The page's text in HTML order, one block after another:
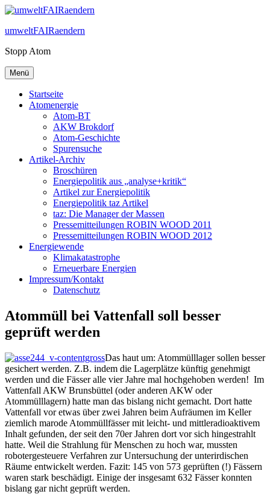
Zum
springen
umweltFAIRaendern
Stopp Atom
Menü
Startseite
Atomenergie
Atom-BT
AKW Brokdorf
Atom-Geschichte
Spurensuche
Artikel-Archiv
Broschüren
Energiepolitik aus „analyse+kritik“
Artikel zur Energiepolitik
Energiepolitik taz Artikel
taz: Die Manager der Massen
Pressemitteilungen ROBIN WOOD 2011
Pressemitteilungen ROBIN WOOD 2012
Energiewende
Klimakatastrophe
Erneuerbare Energien
Impressum/Kontakt
Datenschutz
Atommüll bei Vattenfall soll besser
geprüft werden
Das haut um: Atommülllager sollen besser
gesichert werden. Z.B. indem die Lagerplätze künftig genehmigt
werden und die Fässer alle vier Jahre mal hochgehoben werden! Im
Vattenfall AKW Brunsbüttel (oder anderen AKW oder
Atommülllagern) hatte man das bislang nicht gemacht. Dort hatte
Vattenfall vor etwas über zwei Jahren beim Aufräumen im Keller
ziemlich marode Atommüllfässer mit leicht- und mittleradioaktivem
Inhalt gefunden, der seit den 70er Jahren dort vor sich hingestrahlt
hatte. Weil die Strahlung für Menschen zu hoch war, mussten
robotergesteuere Verfahren zur Untersuchung der unterirdischen
Räume entwickelt werden. Fazit: 145 von 573 geprüften (!) Fässern
waren stark beschädigt. Einige der insgesamt 632 Fässer konnten
bislang gar nicht geprüft werden.